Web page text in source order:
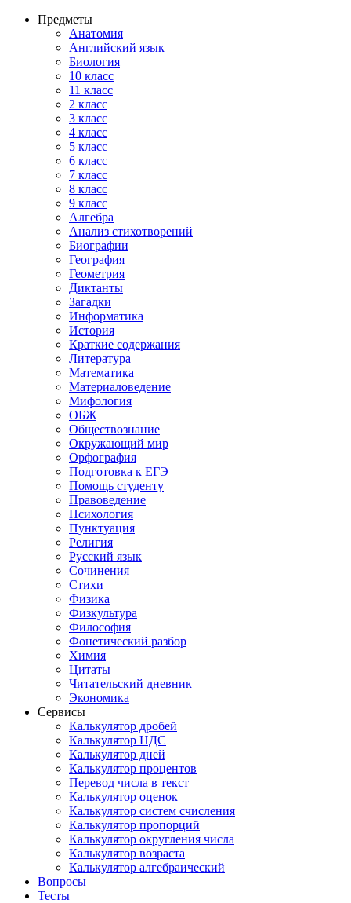
Предметы
Анатомия
Английский язык
Биология
10 класс
11 класс
2 класс
3 класс
4 класс
5 класс
6 класс
7 класс
8 класс
9 класс
Алгебра
Анализ стихотворений
Биографии
География
Геометрия
Диктанты
Загадки
Информатика
История
Краткие содержания
Литература
Математика
Материаловедение
Мифология
ОБЖ
Обществознание
Окружающий мир
Орфография
Подготовка к ЕГЭ
Помощь студенту
Правоведение
Психология
Пунктуация
Религия
Русский язык
Сочинения
Стихи
Физика
Физкультура
Философия
Фонетический разбор
Химия
Цитаты
Читательский дневник
Экономика
Сервисы
Калькулятор дробей
Калькулятор НДС
Калькулятор дней
Калькулятор процентов
Перевод числа в текст
Калькулятор оценок
Калькулятор систем счисления
Калькулятор пропорций
Калькулятор округления числа
Калькулятор возраста
Калькулятор алгебраический
Вопросы
Тесты